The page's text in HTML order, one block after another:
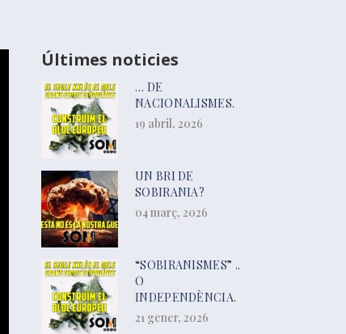
Últimes noticies
… DE
NACIONALISMES.
19 abril, 2026
UN BRI DE
SOBIRANIA?
04 març, 2026
“SOBIRANISMES” ..
O
INDEPENDÈNCIA.
21 gener, 2026